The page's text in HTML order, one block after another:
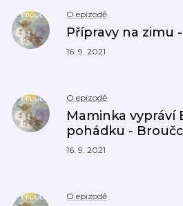
O epizodě
Přípravy na zimu
16. 9. 2021
O epizodě
Maminka vypráví
pohádku -
16. 9. 2021
O epizodě